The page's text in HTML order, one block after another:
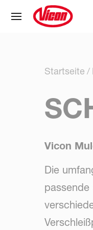
Startseite
Vicon
Die
passende
Cookie-Einstellungen